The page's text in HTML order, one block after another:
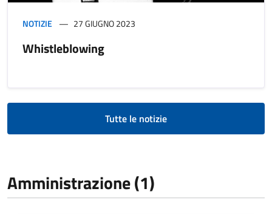
NOTIZIE 27 GIUGNO 2023
Whistleblowing
Tutte le notizie
Amministrazione (1)